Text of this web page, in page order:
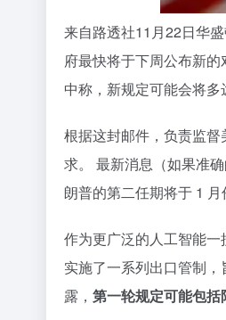
来自路透社11月22日华
府最快将于下周公布新
中称，新规定可能会将
根据这封邮件，负责监
求。 最新消息（如果准
朗普的第二任期将于 1 月
作为更广泛的人工智能
实施了一系列出口管制
露， 第一轮规定可能包